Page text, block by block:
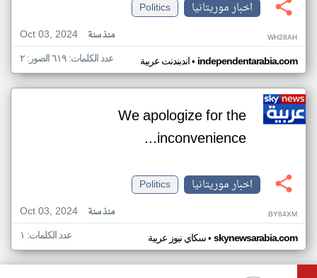
اخبار موريتانيا
Politics
Oct 03, 2024
منذ سنة WH28AH
اندبندنت عربية• independentarabia.com عدد الكلمات: ٦١٩ الصور: ٢
We apologize for the
inconvenience...
اخبار موريتانيا
Politics
Oct 03, 2024
منذ سنة BY84XM
سكاي نيوز عربية• skynewsarabia.com عدد الكلمات: ١